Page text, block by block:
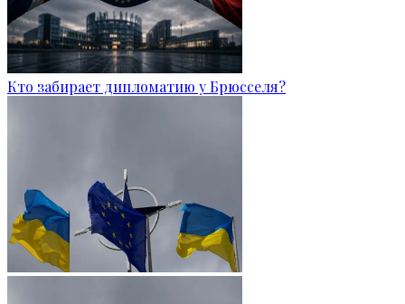
Кто забирает дипломатию у Брюсселя?